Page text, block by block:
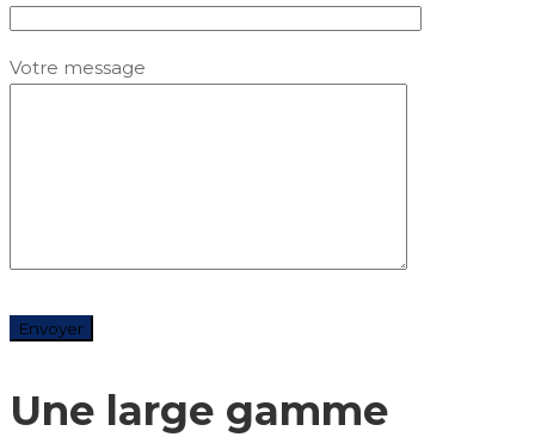
Votre message
Une large gamme